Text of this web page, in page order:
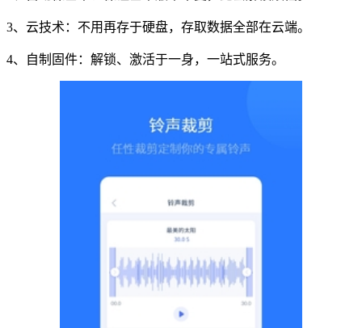
3、云技术：不用再存于硬盘，存取数据全部在云端。
4、自制固件：解锁、激活于一身，一站式服务。